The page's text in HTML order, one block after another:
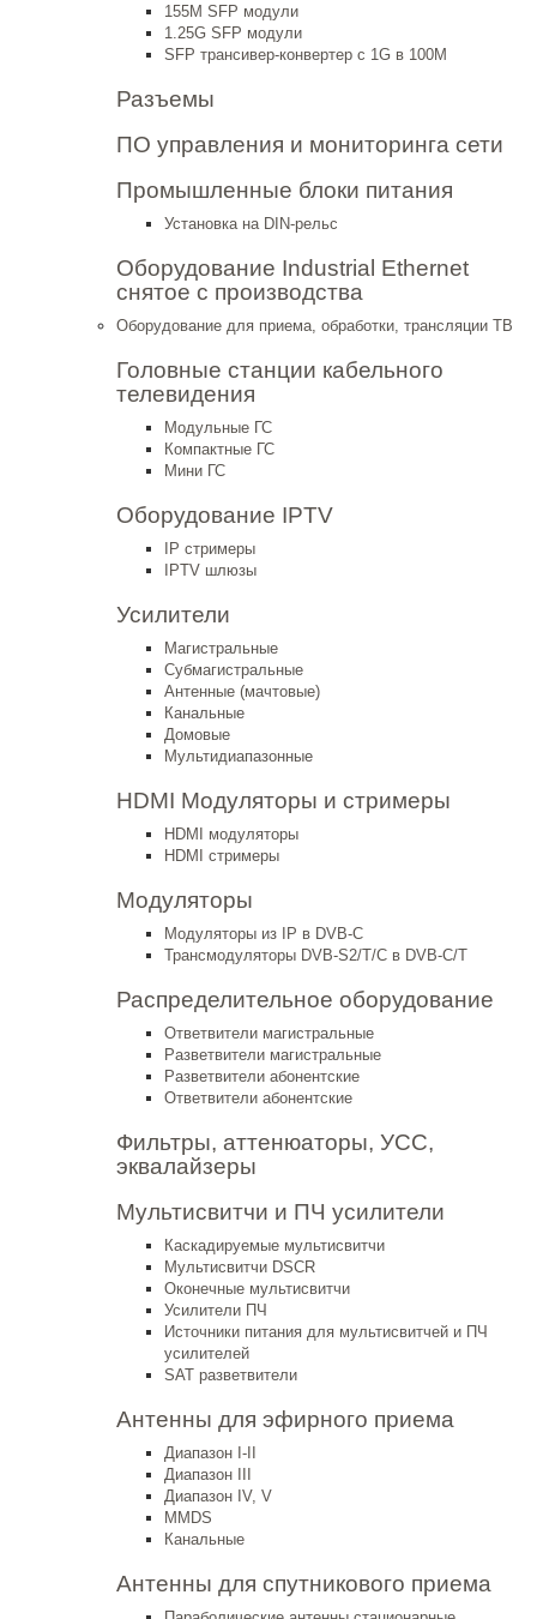
155M SFP модули
1.25G SFP модули
SFP трансивер-конвертер с 1G в 100М
Разъемы
ПО управления и мониторинга сети
Промышленные блоки питания
Установка на DIN-рельс
Оборудование Industrial Ethernet
снятое с производства
Оборудование для приема, обработки, трансляции ТВ
Головные станции кабельного
телевидения
Модульные ГС
Компактные ГС
Мини ГС
Оборудование IPTV
IP стримеры
IPTV шлюзы
Усилители
Магистральные
Субмагистральные
Антенные (мачтовые)
Канальные
Домовые
Мультидиапазонные
HDMI Модуляторы и стримеры
HDMI модуляторы
HDMI стримеры
Модуляторы
Модуляторы из IP в DVB-C
Трансмодуляторы DVB-S2/T/C в DVB-C/T
Распределительное оборудование
Ответвители магистральные
Разветвители магистральные
Разветвители абонентские
Ответвители абонентские
Фильтры, аттенюаторы, УСС,
эквалайзеры
Мультисвитчи и ПЧ усилители
Каскадируемые мультисвитчи
Мультисвитчи DSCR
Оконечные мультисвитчи
Усилители ПЧ
Источники питания для мультисвитчей и ПЧ
усилителей
SAT разветвители
Антенны для эфирного приема
Диапазон I-II
Диапазон III
Диапазон IV, V
MMDS
Канальные
Антенны для спутникового приема